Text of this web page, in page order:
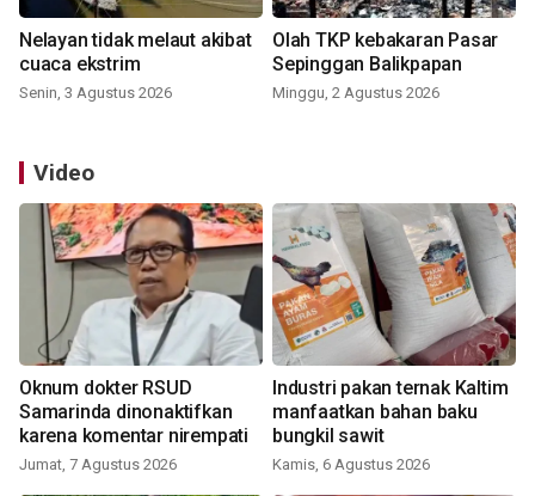
Nelayan tidak melaut akibat
cuaca ekstrim
Senin, 3 Agustus 2026
Olah TKP kebakaran Pasar
Sepinggan Balikpapan
Minggu, 2 Agustus 2026
Video
Oknum dokter RSUD
Samarinda dinonaktifkan
karena komentar nirempati
Jumat, 7 Agustus 2026
Industri pakan ternak Kaltim
manfaatkan bahan baku
bungkil sawit
Kamis, 6 Agustus 2026